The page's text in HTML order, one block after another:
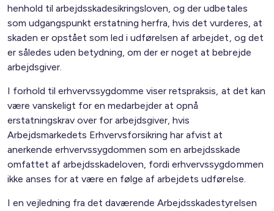
henhold til arbejdsskadesikringsloven, og der udbetales
som udgangspunkt erstatning herfra, hvis det vurderes, at
skaden er opstået som led i udførelsen af arbejdet, og det
er således uden betydning, om der er noget at bebrejde
arbejdsgiver.
I forhold til erhvervssygdomme viser retspraksis, at det kan
være vanskeligt for en medarbejder at opnå
erstatningskrav over for arbejdsgiver, hvis
Arbejdsmarkedets Erhvervsforsikring har afvist at
anerkende erhvervssygdommen som en arbejdsskade
omfattet af arbejdsskadeloven, fordi erhvervssygdommen
ikke anses for at være en følge af arbejdets udførelse.
I en vejledning fra det daværende Arbejdsskadestyrelsen